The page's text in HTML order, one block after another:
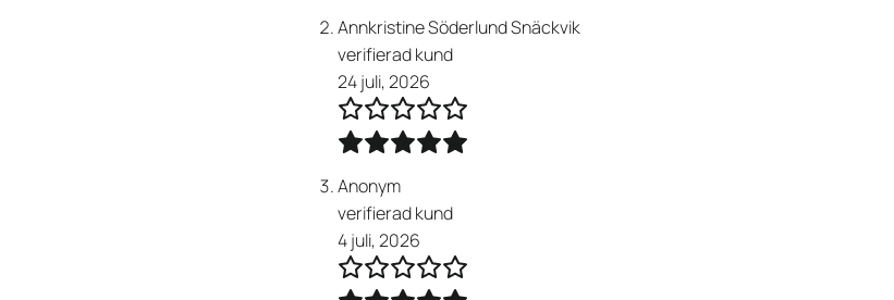
Annkristine Söderlund Snäckvik
verifierad kund
24 juli, 2026
Anonym
verifierad kund
4 juli, 2026